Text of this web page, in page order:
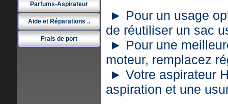
Parfums-Aspirateur
Aide et Réparations ..
Frais de port
► Pour un usage
de réutiliser un sac
► Pour une
moteur, remplacez
► Votre aspirateur
aspiration et une